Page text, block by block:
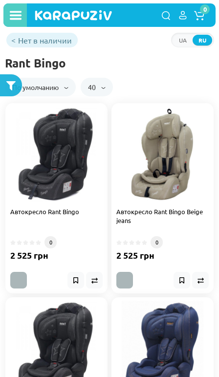
RU
UA
0
Нет в наличии
Rant Bingo
По умолчанию 40
Автокресло Rant Bingo
0
2 525 грн
Автокресло Rant Bingo Beige
jeans
0
2 525 грн